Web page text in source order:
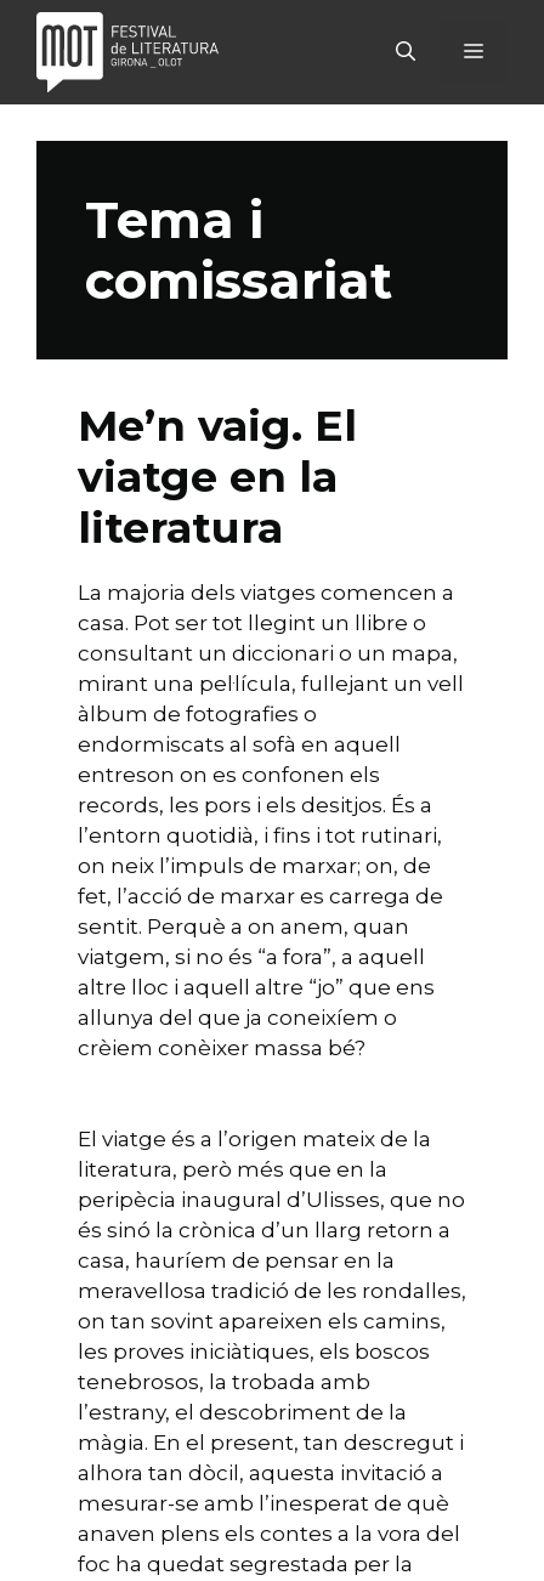
contingut
MENÚ
Tema i
comissariat
Me’n vaig. El
viatge en la
literatura
La majoria dels viatges comencen a
casa. Pot ser tot llegint un llibre o
consultant un diccionari o un mapa,
mirant una pel·lícula, fullejant un vell
àlbum de fotografies o
endormiscats al sofà en aquell
entreson on es confonen els
records, les pors i els desitjos. És a
l’entorn quotidià, i fins i tot rutinari,
on neix l’impuls de marxar; on, de
fet, l’acció de marxar es carrega de
sentit. Perquè a on anem, quan
viatgem, si no és “a fora”, a aquell
altre lloc i aquell altre “jo” que ens
allunya del que ja coneixíem o
crèiem conèixer massa bé?
El viatge és a l’origen mateix de la
literatura, però més que en la
peripècia inaugural d’Ulisses, que no
és sinó la crònica d’un llarg retorn a
casa, hauríem de pensar en la
meravellosa tradició de les rondalles,
on tan sovint apareixen els camins,
les proves iniciàtiques, els boscos
tenebrosos, la trobada amb
l’estrany, el descobriment de la
màgia. En el present, tan descregut i
alhora tan dòcil, aquesta invitació a
mesurar-se amb l’inesperat de què
anaven plens els contes a la vora del
foc ha quedat segrestada per la